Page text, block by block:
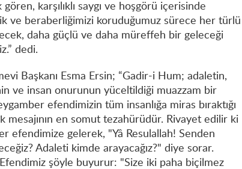
gören, karşılıklı saygı ve hoşgörü içerisinde
ve beraberliğimizi koruduğumuz sürece her türlü
daha güçlü ve daha müreffeh bir geleceği
dedi.
Başkanı Esma Ersin; “Gadir-i Hum; adaletin,
ve insan onurunun yüceltildiği muazzam bir
efendimizin tüm insanlığa miras bıraktığı
mesajının en somut tezahürüdür. Rivayet edilir ki
efendimize gelerek, "Yâ Resulallah! Senden
Adaleti kimde arayacağız?" diye sorar.
şöyle buyurur: "Size iki paha biçilmez